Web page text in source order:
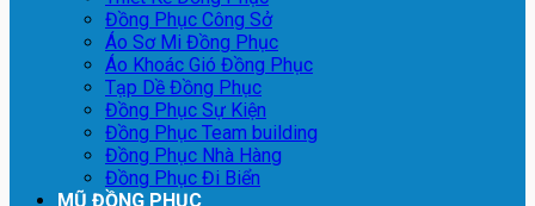
Đồng Phục Công Sở
Áo Sơ Mi Đồng Phục
Áo Khoác Gió Đồng Phục
Tạp Dề Đồng Phục
Đồng Phục Sự Kiện
Đồng Phục Team building
Đồng Phục Nhà Hàng
Đồng Phục Đi Biển
MŨ ĐỒNG PHỤC